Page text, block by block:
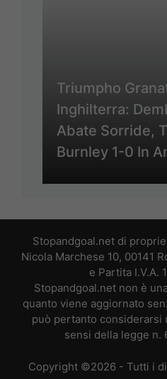
Triumpho
Inghilterra:
Abate Sorride,
Burnley 1-0 In
Stopandgoal.net di
Nicola Marchese 10, 00141
e Partita I.V.A.
Stopandgoal.net non è
quanto viene aggiornato
può pertanto considerarsi
sensi della legge n.
Copyright ©2026 - Tutti i